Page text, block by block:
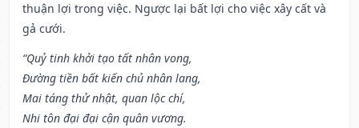
thuận lợi trong việc. Ngược lại bất lợi cho việc xây cất và
gả cưới.
“Quỷ tinh khởi tạo tất nhân vong,
Đường tiền bất kiến chủ nhân lang,
Mai táng thử nhật, quan lộc chí,
Nhi tôn đại đại cận quân vương.